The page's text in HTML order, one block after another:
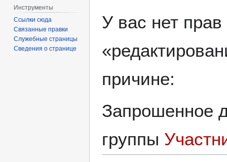
У вас нет
причине:
Запрошенное
группы
Инструменты
Ссылки сюда
Связанные правки
Служебные страницы
Сведения о странице